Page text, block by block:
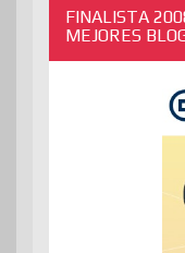
FINALISTA
MEJORES